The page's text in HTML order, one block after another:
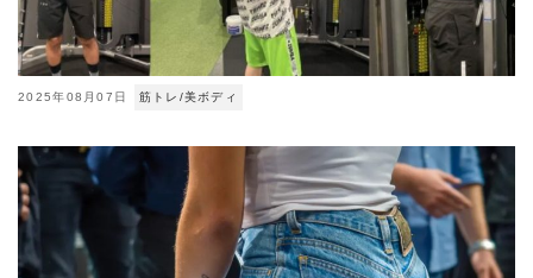
2025年08月07日 筋トレ/美ボディ